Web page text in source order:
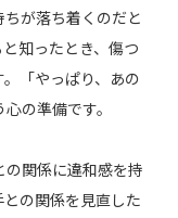
が落ち着くのだと
知ったとき、傷つ
「やっぱり、あの
の準備です。
関係に違和感を持
の関係を見直した